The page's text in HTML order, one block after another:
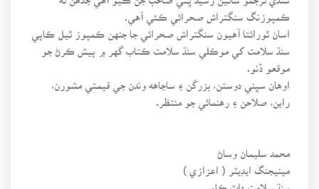
ڪمپوزنگ سنگتراش صحرائي ڪئي آهي.
اسان ٿورائتا آهيون سنگتراش صحرائي جا جنهن ڪمپوز ٿيل ڪاپي
سنڌ سلامت کي موڪلي سنڌ سلامت ڪتاب گهر ۾ پيش ڪرڻ جو
موقعو ڏنو.
اوهان سڀني دوستن، بزرگن ۽ ساڃاهه وندن جي قيمتي مشورن،
راين، صلاحن ۽ رهنمائي جو منتظر.
محمد سليمان وساڻ
مينيجنگ ايڊيٽر ( اعزازي )
سنڌ سلامت ڊاٽ ڪام